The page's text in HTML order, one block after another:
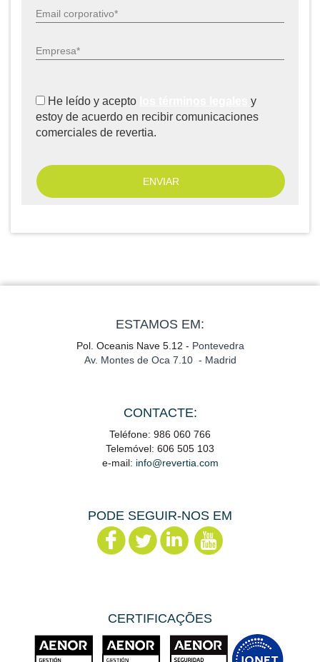
Email corporativo*
Empresa*
He leído y acepto
y
estoy de acuerdo en recibir comunicaciones
comerciales de revertia.
ESTAMOS EM:
Pol. Oceanis Nave 5.12 - Pontevedra
Av. Montes de Oca 7.10 - Madrid
CONTACTE:
Teléfone: 986 060 766
Telemóvel: 606 505 103
e-mail: info@revertia.com
PODE SEGUIR-NOS EM
CERTIFICAÇÕES